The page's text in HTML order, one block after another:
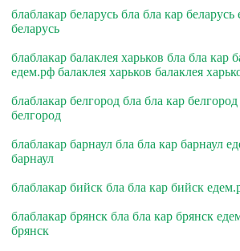
блаблакар беларусь бла бла кар
беларусь
блаблакар балаклея харьков бла бла кар
едем.рф балаклея харьков балаклея
блаблакар белгород бла бла кар
белгород
блаблакар барнаул бла бла кар барнаул
барнаул
блаблакар бийск бла бла кар бийск
блаблакар брянск бла бла кар брянск
брянск